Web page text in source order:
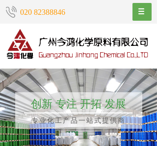
020 82388846
创新 专注 开拓 发展
专业化工产品一站式提供商